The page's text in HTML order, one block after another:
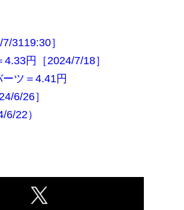
3119:30］
円［2024/7/18］
ツ＝4.41円
6/26］
22）